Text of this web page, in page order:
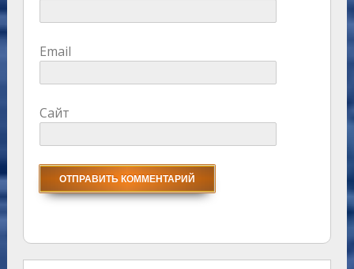
Email
Сайт